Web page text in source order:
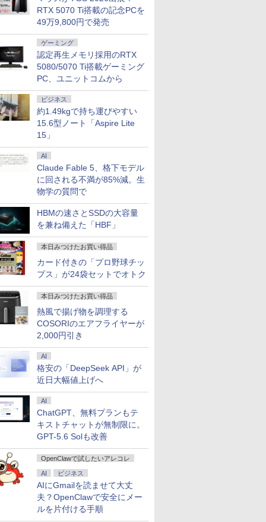
RTX 5070 Ti搭載の記念PCを
49万9,800円で発売
ゲーミング
認定再生メモリ採用のRTX
5080/5070 Ti搭載ゲーミング
PC、ユニットコムから
ビジネス
約1.49kgで持ち運びやすい
15.6型ノート「Aspire Lite
15」
AI
Claude Fable 5、格下モデル
に回される不満が85%減。生
物学の質問で
HBMの速さとSSDの大容量
を兼ね備えた「HBF」
本日みつけたお買い得品
カード付きの「プロ野球チッ
プス」が24袋セットでオトク
本日みつけたお買い得品
熱風で揚げ物を調理する
COSORIのエアフライヤーが
2,000円引き
AI
格安の「DeepSeek API」が
近日大幅値上げへ
AI
ChatGPT、無料プランもテ
キストチャットが無制限に。
GPT-5.6 Solも改善
OpenClawで試したいアレコレ
AI ビジネス
AIにGmailを読ませて大丈
夫？OpenClawで安全にメー
ルを片付ける手順